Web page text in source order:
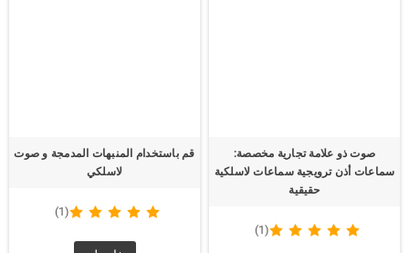
صوت ذو علامة تجارية مخصصة:
سماعات أذن ترويجية سماعات لاسلكية
حقيقية
(1)
قم باستخدام المنبهات المدمجة و صوت
لاسلكي
(1)